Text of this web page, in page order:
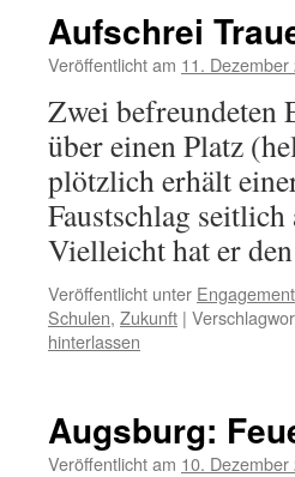
Aufschrei
Veröffentlicht am 11. Dezember
Zwei befreundeten
über einen Platz
plötzlich erhält
Faustschlag
Vielleicht hat er
Veröffentlicht unter Engagement
Schulen, Zukunft |
hinterlassen
Augsburg:
Veröffentlicht am 10. Dezember